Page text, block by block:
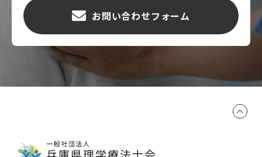
お問い合わせフォーム